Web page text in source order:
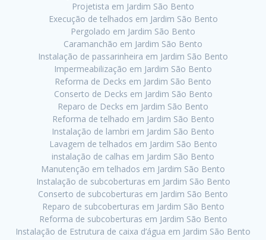
Projetista em Jardim São Bento
Execução de telhados em Jardim São Bento
Pergolado em Jardim São Bento
Caramanchão em Jardim São Bento
Instalação de passarinheira em Jardim São Bento
Impermeabilização em Jardim São Bento
Reforma de Decks em Jardim São Bento
Conserto de Decks em Jardim São Bento
Reparo de Decks em Jardim São Bento
Reforma de telhado em Jardim São Bento
Instalação de lambri em Jardim São Bento
Lavagem de telhados em Jardim São Bento
instalação de calhas em Jardim São Bento
Manutenção em telhados em Jardim São Bento
Instalação de subcoberturas em Jardim São Bento
Conserto de subcoberturas em Jardim São Bento
Reparo de subcoberturas em Jardim São Bento
Reforma de subcoberturas em Jardim São Bento
Instalação de Estrutura de caixa d’água em Jardim São Bento